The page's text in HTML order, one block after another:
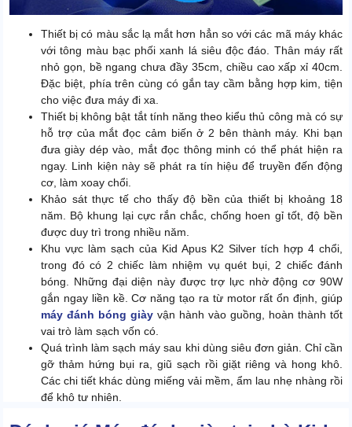
Thiết bị có màu sắc lạ mắt hơn hẳn so với các mã máy khác
với tông màu bạc phối xanh lá siêu độc đáo. Thân máy rất
nhỏ gọn, bề ngang chưa đầy 35cm, chiều cao xấp xỉ 40cm.
Đặc biệt, phía trên cùng có gắn tay cầm bằng hợp kim, tiện
cho việc đưa máy đi xa.
Thiết bị không bật tắt tính năng theo kiểu thủ công mà có sự
hỗ trợ của mắt đọc cảm biến ở 2 bên thành máy. Khi bạn
đưa giày dép vào, mắt đọc thông minh có thể phát hiện ra
ngay. Linh kiện này sẽ phát ra tín hiệu để truyền đến động
cơ, làm xoay chổi.
Khảo sát thực tế cho thấy độ bền của thiết bị khoảng 18
năm. Bộ khung lại cực rắn chắc, chống hoen gỉ tốt, độ bền
được duy trì trong nhiều năm.
Khu vực làm sạch của Kid Apus K2 Silver tích hợp 4 chổi,
trong đó có 2 chiếc làm nhiệm vụ quét bụi, 2 chiếc đánh
bóng. Những đại diện này được trợ lực nhờ động cơ 90W
gắn ngay liền kề. Cơ năng tạo ra từ motor rất ổn định, giúp
máy đánh bóng giày vận hành vào guồng, hoàn thành tốt
vai trò làm sạch vốn có.
Quá trình làm sạch máy sau khi dùng siêu đơn giản. Chỉ cần
gỡ thảm hứng bụi ra, giũ sạch rồi giặt riêng và hong khô.
Các chi tiết khác dùng miếng vải mềm, ẩm lau nhẹ nhàng rồi
để khô tự nhiên.